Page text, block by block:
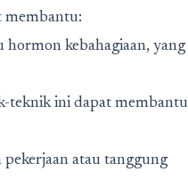
membantu:
kebahagiaan, yang
teknik ini dapat membantu
atau tanggung